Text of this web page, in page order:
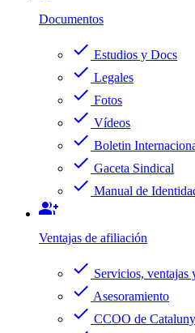
Documentos
check Estudios y Docs
check Legales
check Fotos
check Vídeos
check Boletin
check Gaceta Sindical
check Manual de
group_add
Ventajas de afiliación
check Servicios, ventajas
check Asesoramiento
check CCOO de